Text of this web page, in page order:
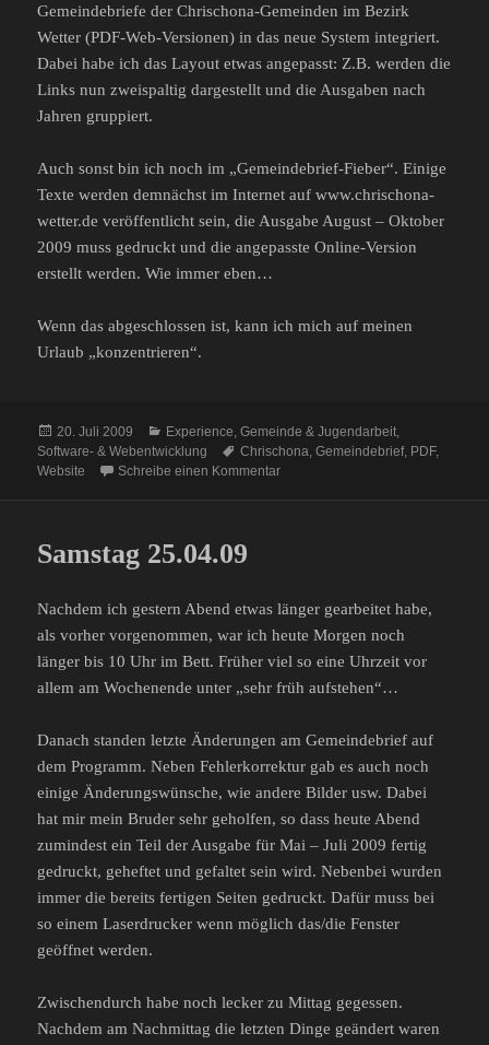
Gemeindebriefe der Chrischona-Gemeinden im Bezirk
Wetter (PDF-Web-Versionen) in das neue System integriert.
Dabei habe ich das Layout etwas angepasst: Z.B. werden die
Links nun zweispaltig dargestellt und die Ausgaben nach
Jahren gruppiert.
Auch sonst bin ich noch im „Gemeindebrief-Fieber“. Einige
Texte werden demnächst im Internet auf www.chrischona-
wetter.de veröffentlicht sein, die Ausgabe August – Oktober
2009 muss gedruckt und die angepasste Online-Version
erstellt werden. Wie immer eben…
Wenn das abgeschlossen ist, kann ich mich auf meinen
Urlaub „konzentrieren“.
Veröffentlicht
am
20. Juli 2009 Kategorien
Experience ,Gemeinde & Jugendarbeit
Software- & Webentwicklung
Schlagwörter
Chrischona ,Gemeindebrief, PDF,
Website
Schreibe einen Kommentarzu Gemeindebrief-Seite
Samstag 25.04.09
Nachdem ich gestern Abend etwas länger gearbeitet habe,
als vorher vorgenommen, war ich heute Morgen noch
länger bis 10 Uhr im Bett. Früher viel so eine Uhrzeit vor
allem am Wochenende unter „sehr früh aufstehen“…
Danach standen letzte Änderungen am Gemeindebrief auf
dem Programm. Neben Fehlerkorrektur gab es auch noch
einige Änderungswünsche, wie andere Bilder usw. Dabei
hat mir mein Bruder sehr geholfen, so dass heute Abend
zumindest ein Teil der Ausgabe für Mai – Juli 2009 fertig
gedruckt, geheftet und gefaltet sein wird. Nebenbei wurden
immer die bereits fertigen Seiten gedruckt. Dafür muss bei
so einem Laserdrucker wenn möglich das/die Fenster
geöffnet werden.
Zwischendurch habe noch lecker zu Mittag gegessen.
Nachdem am Nachmittag die letzten Dinge geändert waren